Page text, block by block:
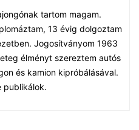
tartom magam.
13 évig dolgoztam
Jogosítványom 1963
élményt szereztem autós
és kamion kipróbálásával.
publikálok.